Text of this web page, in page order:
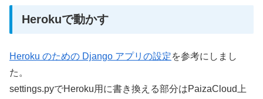
Herokuで動かす
Heroku のための Django アプリの設定を参考にしまし
た。
settings.pyでHeroku用に書き換える部分はPaizaCloud上